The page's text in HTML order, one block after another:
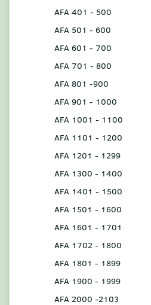
AFA 401 - 500
AFA 501 - 600
AFA 601 - 700
AFA 701 - 800
AFA 801 -900
AFA 901 - 1000
AFA 1001 - 1100
AFA 1101 - 1200
AFA 1201 - 1299
AFA 1300 - 1400
AFA 1401 - 1500
AFA 1501 - 1600
AFA 1601 - 1701
AFA 1702 - 1800
AFA 1801 - 1899
AFA 1900 - 1999
AFA 2000 -2103